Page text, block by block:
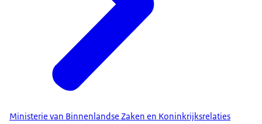
Ministerie van Binnenlandse Zaken en Koninkrijksrelaties